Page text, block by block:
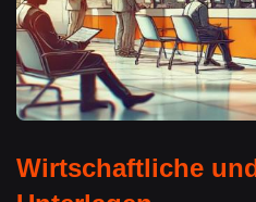
Wirtschaftliche